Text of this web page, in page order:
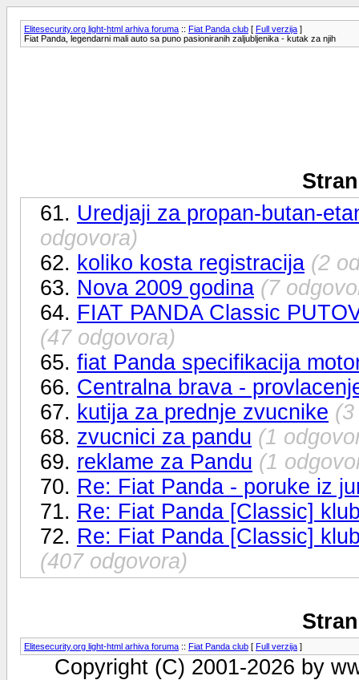
Elitesecurity.org light-html arhiva foruma :: Fiat Panda club [ Full verzija ]
Fiat Panda, legendarni mali auto sa puno pasioniranih zaljubljenika - kutak za njih
61. Uredjaji za propan-butan-
odgovora)
62. koliko kosta registracija (2
63. Nova 2009 godina (7
64. FIAT PANDA Classic
(47 odgovora)
65. fiat Panda specifikacija
66. Centralna brava -
67. kutija za prednje zvucnike
68. zvucnici za pandu (1
69. reklame za Pandu (1
70. Re: Fiat Panda - poruke iz
71. Re: Fiat Panda [Classic]
72. Re: Fiat Panda [Classic]
(407 odgovora)
Elitesecurity.org light-html arhiva foruma :: Fiat Panda club [ Full verzija ]
Copyright (C) 2001-2026 by